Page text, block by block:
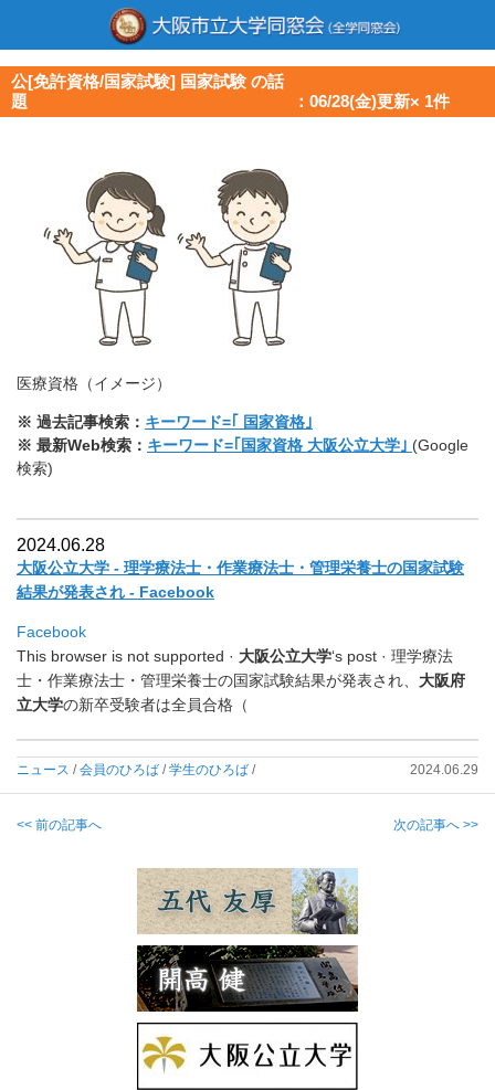
公[免許資格/国家試験] 国家試験 の話
題 ：06/28(金)更新× 1件
医療資格（イメージ）
※ 過去記事検索： キーワード=｢
国家資格｣
※ 最新Web検索： キーワード=｢国家資格 大阪公立大学｣ (Google
検索)
2024.06.28
大阪公立大学 - 理学療法士・作業療法士・管理栄養士の国家試験
結果が発表され - Facebook
Facebook
This browser is not supported · 大阪公立大学‘s post · 理学療法
士・作業療法士・管理栄養士の国家試験結果が発表され、 大阪府
立大学の新卒受験者は全員合格（
ニュース /会員のひろば /学生のひろば / 2024.06.29
<< 前の記事へ 次の記事へ >>